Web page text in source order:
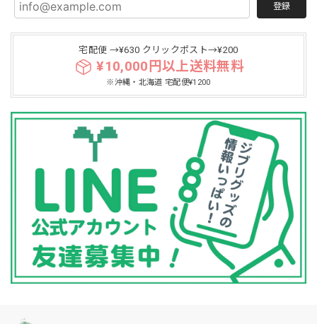
登録
宅配便 →¥630 クリックポスト→¥200
¥10,000円以上送料無料
※沖縄・北海道 宅配便¥1200